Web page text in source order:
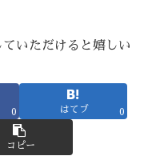
いただけると嬉しい
0 はてブ 0
コピー